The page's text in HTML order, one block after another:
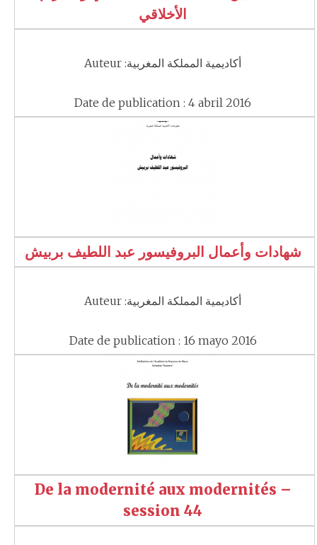
الأخلاقي
Auteur :أكاديمية المملكة المغربية
Date de publication : 4 abril 2016
شهادات وأعمال البروفيسور عبد اللطيف بربيش
Auteur :أكاديمية المملكة المغربية
Date de publication : 16 mayo 2016
De la modernité aux modernités –
session 44